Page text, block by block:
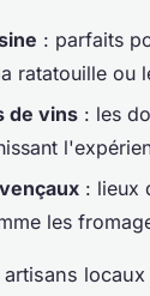
: parfaits
ratatouille ou
de vins : les
: lieux
les
artisans